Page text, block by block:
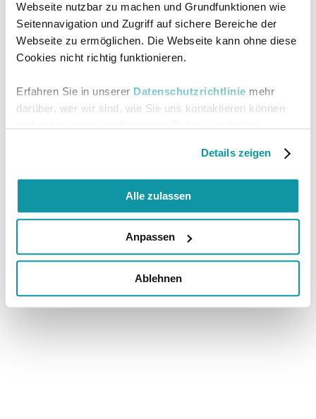
Webseite nutzbar zu machen und Grundfunktionen wie
Seitennavigation und Zugriff auf sichere Bereiche der
Webseite zu ermöglichen. Die Webseite kann ohne diese
Cookies nicht richtig funktionieren.
Erfahren Sie in unserer Datenschutzrichtlinie mehr
darüber, wer wir sind, wie Sie uns kontaktieren können
Details zeigen
Alle zulassen
Anpassen
Ablehnen